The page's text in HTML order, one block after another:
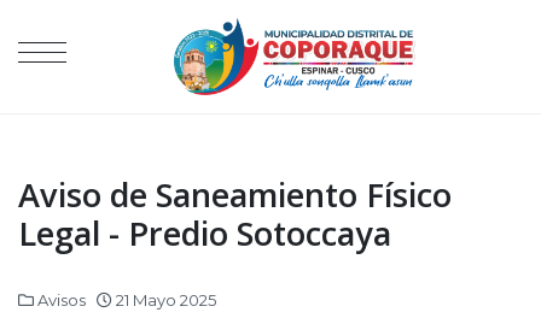
Aviso de Saneamiento Físico
Legal - Predio Sotoccaya
Avisos 21 Mayo 2025